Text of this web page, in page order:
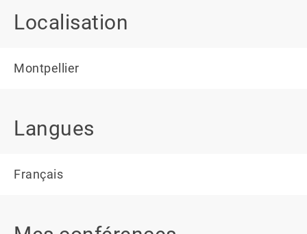
Localisation
Montpellier
Langues
Français